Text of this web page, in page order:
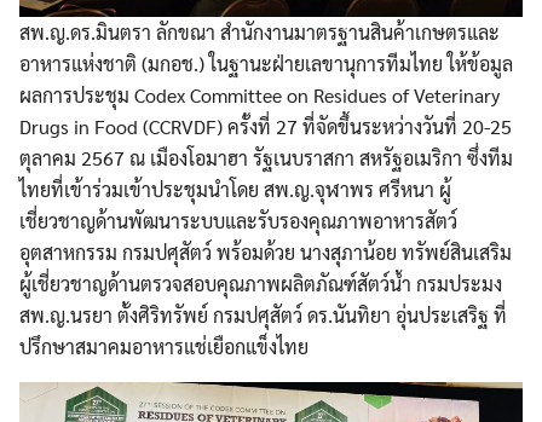
สพ.ญ.ดร.มินตรา ลักขณา สำนักงานมาตรฐานสินค้าเกษตรและ
อาหารแห่งชาติ (มกอช.) ในฐานะฝ่ายเลขานุการทีมไทย ให้ข้อมูล
ผลการประชุม Codex Committee on Residues of Veterinary
Drugs in Food (CCRVDF) ครั้งที่ 27 ที่จัดขึ้นระหว่างวันที่ 20-25
ตุลาคม 2567 ณ เมืองโอมาฮา รัฐเนบราสกา สหรัฐอเมริกา ซึ่งทีม
ไทยที่เข้าร่วมเข้าประชุมนำโดย สพ.ญ.จุฬาพร ศรีหนา ผู้
เชี่ยวชาญด้านพัฒนาระบบและรับรองคุณภาพอาหารสัตว์
อุตสาหกรรม กรมปศุสัตว์ พร้อมด้วย นางสุภาน้อย ทรัพย์สินเสริม
ผู้เชี่ยวชาญด้านตรวจสอบคุณภาพผลิตภัณฑ์สัตว์น้ำ กรมประมง
สพ.ญ.นรยา ตั้งศิริทรัพย์ กรมปศุสัตว์ ดร.นันทิยา อุ่นประเสริฐ ที่
ปรึกษาสมาคมอาหารแช่เยือกแข็งไทย